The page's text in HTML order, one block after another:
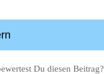
Du diesen Beitrag?